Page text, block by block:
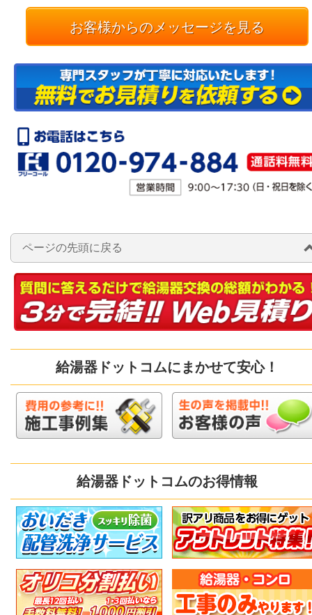
お客様からのメッセージを見る
ページの先頭に戻る
給湯器ドットコムにまかせて安心！
給湯器ドットコムのお得情報